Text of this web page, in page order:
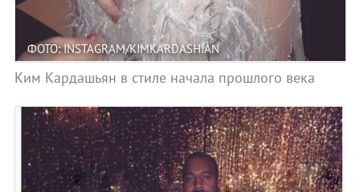
ФОТО: INSTAGRAM/KIMKARDASHIAN
Ким Кардашьян в стиле начала прошлого века